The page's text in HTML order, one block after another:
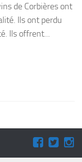
de Corbières ont
Ils ont perdu
Ils offrent...